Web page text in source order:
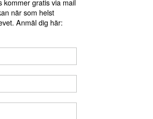
kommer gratis via mail
när som helst
Anmäl dig här: